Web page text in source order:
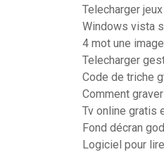
Telecharger
Windows vista
4 mot une
Telecharger
Code de triche
Comment
Tv online gratis
Fond décran
Logiciel pour